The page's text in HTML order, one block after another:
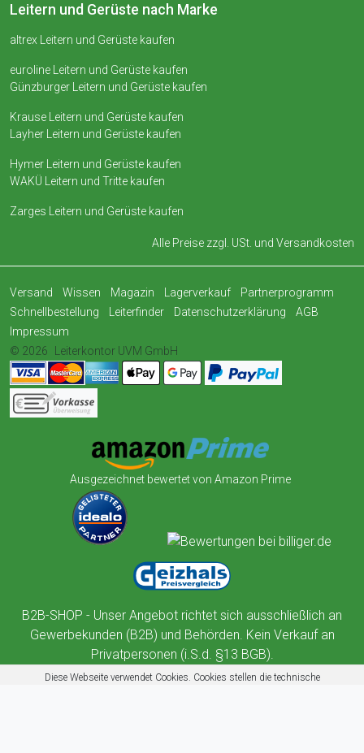
Leitern und Gerüste nach Marke
altrex Leitern und Gerüste kaufen
euroline Leitern und Gerüste kaufen
Günzburger Leitern und Gerüste kaufen
Krause Leitern und Gerüste kaufen
Layher Leitern und Gerüste kaufen
Hymer Leitern und Gerüste kaufen
WAKÜ Leitern und Tritte kaufen
Zarges Leitern und Gerüste kaufen
Alle Preise zzgl. USt. und Versandkosten
Versand Wissen Magazin Lagerverkauf
Partnerprogramm
Schnellbestellung
Leiterfinder Datenschutzerklärung
AGB
Impressum
© 2026
Leiterkontor UVM GmbH
Ausgezeichnet bewertet von Amazon Prime
B2B-SHOP - Unser Angebot richtet sich ausschließlich an
Gewerbekunden (B2B) und Behörden. Kein Verkauf an
Privatpersonen (i.S.d. §13 BGB).
Diese Webseite verwendet Cookies. Cookies stellen die technische